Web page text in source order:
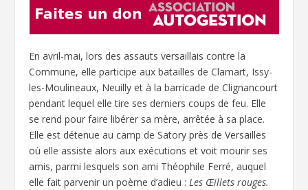
En avril-mai, lors des assauts versaillais contre la
Commune, elle participe aux batailles de Clamart, Issy-
les-Moulineaux, Neuilly et à la barricade de Clignancourt
pendant lequel elle tire ses derniers coups de feu. Elle
se rend pour faire libérer sa mère, arrêtée à sa place.
Elle est détenue au camp de Satory près de Versailles
où elle assiste alors aux exécutions et voit mourir ses
amis, parmi lesquels son ami Théophile Ferré, auquel
elle fait parvenir un poème d’adieu :Les Œillets rouges.